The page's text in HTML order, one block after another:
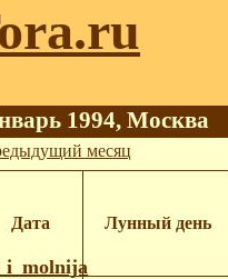
1994, Москва
месяц
Дата Лунный день